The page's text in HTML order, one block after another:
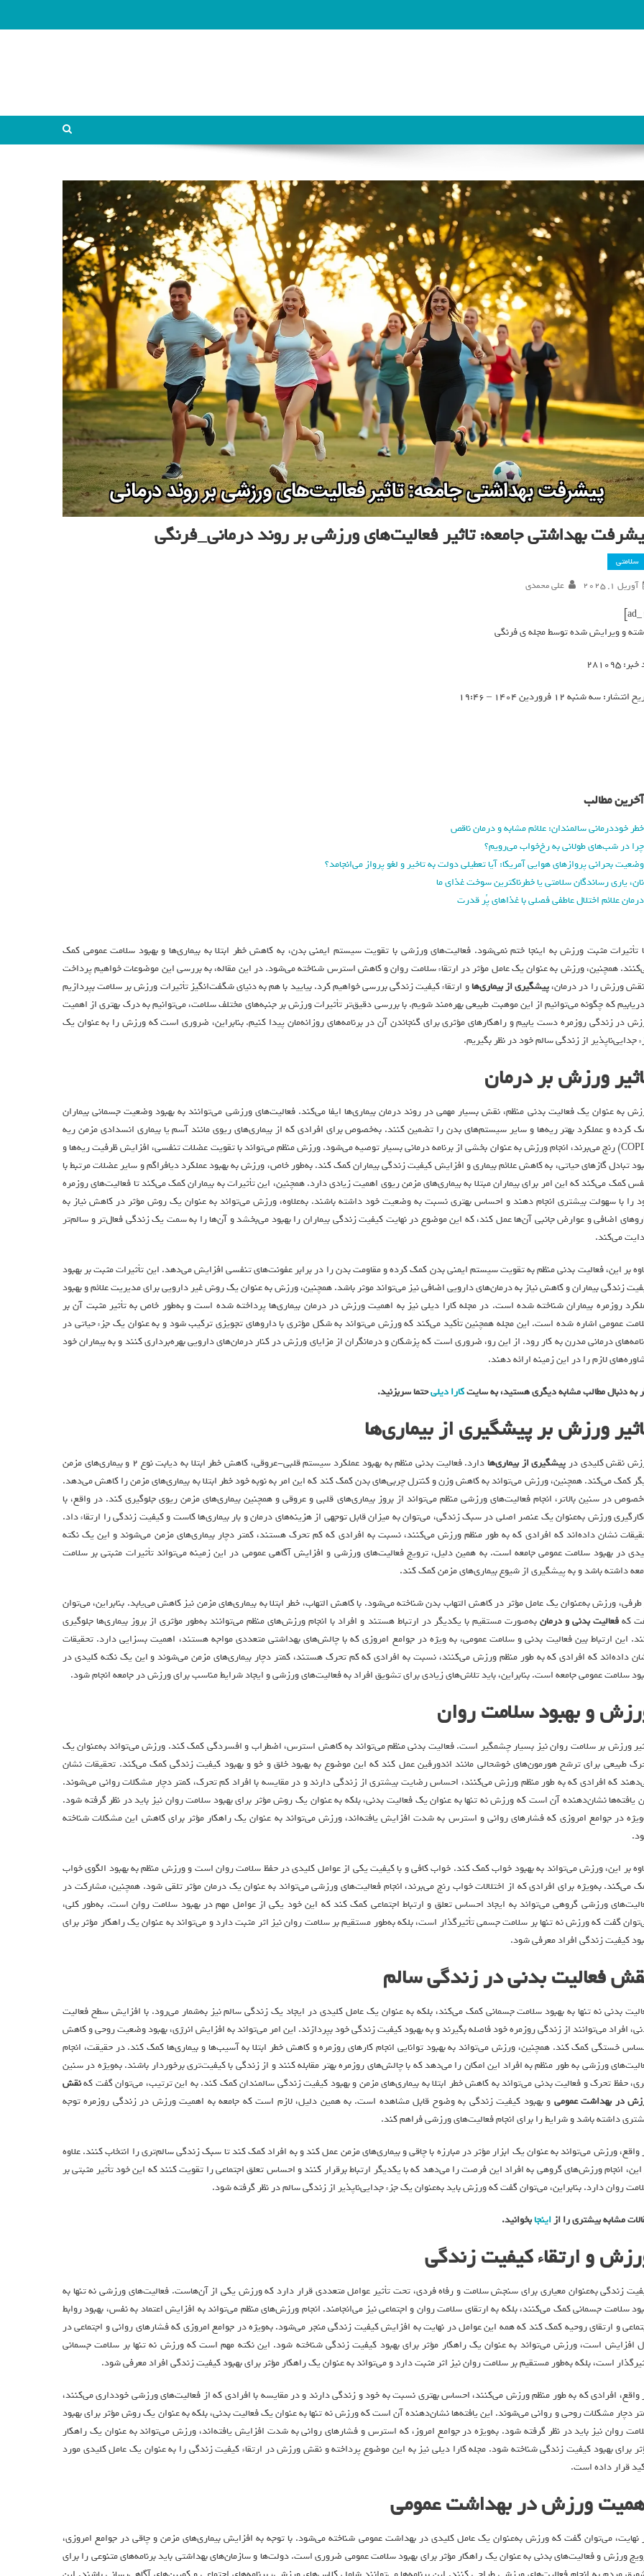
بهداشتی جامعه: تاثیر فعالیت‌های ورزشی بر روند درمانی_فرنگی
سلامتی
آوریل 1, 2025 علی محمدی
و ویرایش شده توسط مجله ی فرنگی
281095
انتشار: سه شنبه 12 فروردين 1404 – 19:46
آخرین مطالب
خطر خوددرمانی سالمندان: علائم مشابه و درمان ناقص
چرا در شب‌های طولانی به رخ‌خواب می‌رویم؟
وضعیت بحرانی پروازهای هوایی آمریکا: آیا تعطیلی دولت به تاخیر و لغو پرواز می‌انجامد؟
نان، یاری رساندگان سلامتی یا خطرناکترین سوخت غذای ما
درمان علائم اختلال عاطفی فصلی با غذاهای پُر قدرت
تأثیرات مثبت ورزش به اینجا ختم نمی‌شود. فعالیت‌های ورزشی با تقویت سیستم ایمنی بدن، به کاهش خطر ابتلا به بیماری‌ها و بهبود سلامت عمومی کمک
همچنین، ورزش به عنوان یک عامل مؤثر در ارتقاء سلامت روان و کاهش استرس شناخته می‌شود. در این مقاله، به بررسی این موضوعات خواهیم پرداخت
ورزش را در درمان،پیشگیری از بیماری‌هاو ارتقاء کیفیت زندگی بررسی خواهیم کرد. بیایید با هم به دنیای شگفت‌انگیز تأثیرات ورزش بر سلامت بپردازیم
که چگونه می‌توانیم از این موهبت طبیعی بهره‌مند شویم. با بررسی دقیق‌تر تأثیرات ورزش بر جنبه‌های مختلف سلامت، می‌توانیم به درک بهتری از اهمیت
در زندگی روزمره دست یابیم و راهکارهای مؤثری برای گنجاندن آن در برنامه‌های روزانه‌مان پیدا کنیم. بنابراین، ضروری است که ورزش را به عنوان یک
جدایی‌ناپذیر از زندگی سالم خود در نظر بگیریم.
ورزش بر درمان
به عنوان یک فعالیت بدنی منظم، نقش بسیار مهمی در روند درمان بیماری‌ها ایفا می‌کند. فعالیت‌های ورزشی می‌توانند به بهبود وضعیت جسمانی بیماران
کرده و عملکرد بهتر ریه‌ها و سایر سیستم‌های بدن را تضمین کنند. به‌خصوص برای افرادی که از بیماری‌های ریوی مانند آسم یا بیماری انسدادی مزمن ریه
(COPD) رنج می‌برند، انجام ورزش به عنوان بخشی از برنامه درمانی بسیار توصیه می‌شود. ورزش منظم می‌تواند با تقویت عضلات تنفسی، افزایش ظرفیت ریه‌ها و
تبادل گازهای حیاتی، به کاهش علائم بیماری و افزایش کیفیت زندگی بیماران کمک کند. به‌طور خاص، ورزش به بهبود عملکرد دیافراگم و سایر عضلات مرتبط با
کمک می‌کند که این امر برای بیماران مبتلا به بیماری‌های مزمن ریوی اهمیت زیادی دارد. همچنین، این تأثیرات به بیماران کمک می‌کند تا فعالیت‌های روزمره
را با سهولت بیشتری انجام دهند و احساس بهتری نسبت به وضعیت خود داشته باشند. به‌علاوه، ورزش می‌تواند به عنوان یک روش مؤثر در کاهش نیاز به
اضافی و عوارض جانبی آن‌ها عمل کند، که این موضوع در نهایت کیفیت زندگی بیماران را بهبود می‌بخشد و آن‌ها را به سمت یک زندگی فعال‌تر و سالم‌تر
می‌کند.
بر این، فعالیت بدنی منظم به تقویت سیستم ایمنی بدن کمک کرده و مقاومت بدن را در برابر عفونت‌های تنفسی افزایش می‌دهد. این تأثیرات مثبت بر بهبود
زندگی بیماران و کاهش نیاز به درمان‌های دارویی اضافی نیز می‌تواند موثر باشد. همچنین، ورزش به عنوان یک روش غیر دارویی برای مدیریت علائم و بهبود
روزمره بیماران شناخته شده است. در مجله کارا دیلی نیز به اهمیت ورزش در درمان بیماری‌ها پرداخته شده است و به‌طور خاص به تأثیر مثبت آن بر
عمومی اشاره شده است. این مجله همچنین تأکید می‌کند که ورزش می‌تواند به شکل مؤثری با داروهای تجویزی ترکیب شود و به عنوان یک جزء حیاتی در
درمانی مدرن به کار رود. از این رو، ضروری است که پزشکان و درمانگران از مزایای ورزش در کنار درمان‌های دارویی بهره‌برداری کنند و به بیماران خود
لازم را در این زمینه ارائه دهند.
به دنبال مطالب مشابه دیگری هستید، به سایتکارا دیلیحتما سربزنید.
ورزش برپیشگیری از بیماری‌ها
نقش کلیدی در پیشگیری از بیماری‌ها
دارد. فعالیت بدنی منظم به بهبود عملکرد سیستم قلبی-عروقی، کاهش خطر ابتلا به دیابت نوع 2 و بیماری‌های مزمن
کمک می‌کند. همچنین، ورزش می‌تواند به کاهش وزن و کنترل چربی‌های بدن کمک کند که این امر به نوبه خود خطر ابتلا به بیماری‌های مزمن را کاهش می‌دهد.
در سنین بالاتر، انجام فعالیت‌های ورزشی منظم می‌تواند از بروز بیماری‌های قلبی و عروقی و همچنین بیماری‌های مزمن ریوی جلوگیری کند. در واقع، با
ورزش به‌عنوان یک عنصر اصلی در سبک زندگی، می‌توان به میزان قابل توجهی از هزینه‌های درمان و بار بیماری‌ها کاست و کیفیت زندگی را ارتقاء داد.
نشان داده‌اند که افرادی که به طور منظم ورزش می‌کنند، نسبت به افرادی که کم تحرک هستند، کمتر دچار بیماری‌های مزمن می‌شوند و این یک نکته
در بهبود سلامت عمومی جامعه است. به همین دلیل، ترویج فعالیت‌های ورزشی و افزایش آگاهی عمومی در این زمینه می‌تواند تأثیرات مثبتی بر سلامت
داشته باشد و به پیشگیری از شیوع بیماری‌های مزمن کمک کند.
طرفی، ورزش به‌عنوان یک عامل مؤثر در کاهش التهاب بدن شناخته می‌شود. با کاهش التهاب، خطر ابتلا به بیماری‌های مزمن نیز کاهش می‌یابد. بنابراین، می‌توان
کهفعالیت بدنی و درمانبه‌صورت مستقیم با یکدیگر در ارتباط هستند و افراد با انجام ورزش‌های منظم می‌توانند به‌طور مؤثری از بروز بیماری‌ها جلوگیری
این ارتباط بین فعالیت بدنی و سلامت عمومی، به ویژه در جوامع امروزی که با چالش‌های بهداشتی متعددی مواجه هستند، اهمیت بسزایی دارد. تحقیقات
داده‌اند که افرادی که به طور منظم ورزش می‌کنند، نسبت به افرادی که کم تحرک هستند، کمتر دچار بیماری‌های مزمن می‌شوند و این یک نکته کلیدی در
سلامت عمومی جامعه است. بنابراین، باید تلاش‌های زیادی برای تشویق افراد به فعالیت‌های ورزشی و ایجاد شرایط مناسب برای ورزش در جامعه انجام شود.
و بهبود سلامت روان
ورزش بر سلامت روان نیز بسیار چشمگیر است. فعالیت بدنی منظم می‌تواند به کاهش استرس، اضطراب و افسردگی کمک کند. ورزش می‌تواند به‌عنوان یک
طبیعی برای ترشح هورمون‌های خوشحالی مانند اندورفین عمل کند که این موضوع به بهبود خلق و خو و بهبود کیفیت زندگی کمک می‌کند. تحقیقات نشان
که افرادی که به طور منظم ورزش می‌کنند، احساس رضایت بیشتری از زندگی دارند و در مقایسه با افراد کم تحرک، کمتر دچار مشکلات روانی می‌شوند.
یافته‌ها نشان‌دهنده آن است که ورزش نه تنها به عنوان یک فعالیت بدنی، بلکه به عنوان یک روش مؤثر برای بهبود سلامت روان نیز باید در نظر گرفته شود.
در جوامع امروزی که فشارهای روانی و استرس به شدت افزایش یافته‌اند، ورزش می‌تواند به عنوان یک راهکار مؤثر برای کاهش این مشکلات شناخته
بر این، ورزش می‌تواند به بهبود خواب کمک کند. خواب کافی و با کیفیت یکی از عوامل کلیدی در حفظ سلامت روان است و ورزش منظم به بهبود الگوی خواب
می‌کند. به‌ویژه برای افرادی که از اختلالات خواب رنج می‌برند، انجام فعالیت‌های ورزشی می‌تواند به عنوان یک درمان مؤثر تلقی شود. همچنین، مشارکت در
ورزشی گروهی می‌تواند به ایجاد احساس تعلق و ارتباط اجتماعی کمک کند که این خود یکی از عوامل مهم در بهبود سلامت روان است. به‌طور کلی،
گفت که ورزش نه تنها بر سلامت جسمی تأثیرگذار است، بلکه به‌طور مستقیم بر سلامت روان نیز اثر مثبت دارد و می‌تواند به عنوان یک راهکار مؤثر برای
کیفیت زندگی افراد معرفی شود.
فعالیت بدنی در زندگی سالم
بدنی نه تنها به بهبود سلامت جسمانی کمک می‌کند، بلکه به عنوان یک عامل کلیدی در ایجاد یک زندگی سالم نیز به‌شمار می‌رود. با افزایش سطح فعالیت
افراد می‌توانند از زندگی روزمره خود فاصله بگیرند و به بهبود کیفیت زندگی خود بپردازند. این امر می‌تواند به افزایش انرژی، بهبود وضعیت روحی و کاهش
خستگی کمک کند. همچنین، ورزش می‌تواند به بهبود توانایی انجام کارهای روزمره و کاهش خطر ابتلا به آسیب‌ها و بیماری‌ها کمک کند. در حقیقت، انجام
ورزشی به طور منظم به افراد این امکان را می‌دهد که با چالش‌های روزمره بهتر مقابله کنند و از زندگی با کیفیت‌تری برخوردار باشند. به‌ویژه در سنین
حفظ تحرک و فعالیت بدنی می‌تواند به کاهش خطر ابتلا به بیماری‌های مزمن و بهبود کیفیت زندگی سالمندان کمک کند. به این ترتیب، می‌توان گفت کهنقش
در بهداشت عمومی و بهبود کیفیت زندگی به وضوح قابل مشاهده است. به همین دلیل، لازم است که جامعه به اهمیت ورزش در زندگی روزمره توجه
داشته باشد و شرایط را برای انجام فعالیت‌های ورزشی فراهم کند.
واقع، ورزش می‌تواند به عنوان یک ابزار مؤثر در مبارزه با چاقی و بیماری‌های مزمن عمل کند و به افراد کمک کند تا سبک زندگی سالم‌تری را انتخاب کنند. علاوه
این، انجام ورزش‌های گروهی به افراد این فرصت را می‌دهد که با یکدیگر ارتباط برقرار کنند و احساس تعلق اجتماعی را تقویت کنند که این خود تأثیر مثبتی بر
روان دارد. بنابراین، می‌توان گفت که ورزش باید به‌عنوان یک جزء جدایی‌ناپذیر از زندگی سالم در نظر گرفته شود.
مشابه بیشتری را ازاینجابخوانید.
و ارتقاء کیفیت زندگی
زندگی به‌عنوان معیاری برای سنجش سلامت و رفاه فردی، تحت تأثیر عوامل متعددی قرار دارد که ورزش یکی از آن‌هاست. فعالیت‌های ورزشی نه تنها به
سلامت جسمانی کمک می‌کنند، بلکه به ارتقای سلامت روان و اجتماعی نیز می‌انجامند. انجام ورزش‌های منظم می‌تواند به افزایش اعتماد به نفس، بهبود روابط
و ارتقای روحیه کمک کند که همه این عوامل در نهایت به افزایش کیفیت زندگی منجر می‌شود. به‌ویژه در جوامع امروزی که فشارهای روانی و اجتماعی در
افزایش است، ورزش می‌تواند به عنوان یک راهکار مؤثر برای بهبود کیفیت زندگی شناخته شود. این نکته مهم است که ورزش نه تنها بر سلامت جسمانی
است، بلکه به‌طور مستقیم بر سلامت روان نیز اثر مثبت دارد و می‌تواند به عنوان یک راهکار مؤثر برای بهبود کیفیت زندگی افراد معرفی شود.
واقع، افرادی که به طور منظم ورزش می‌کنند، احساس بهتری نسبت به خود و زندگی دارند و در مقایسه با افرادی که از فعالیت‌های ورزشی خودداری می‌کنند،
دچار مشکلات روحی و روانی می‌شوند. این یافته‌ها نشان‌دهنده آن است که ورزش نه تنها به عنوان یک فعالیت بدنی، بلکه به عنوان یک روش مؤثر برای بهبود
روان نیز باید در نظر گرفته شود. به‌ویژه در جوامع امروز، که استرس و فشارهای روانی به شدت افزایش یافته‌اند، ورزش می‌تواند به عنوان یک راهکار
برای بهبود کیفیت زندگی شناخته شود. مجله کارا دیلی نیز به این موضوع پرداخته و نقش ورزش در ارتقاء کیفیت زندگی را به عنوان یک عامل کلیدی مورد
قرار داده است.
ورزش در بهداشت عمومی
نهایت، می‌توان گفت که ورزش به‌عنوان یک عامل کلیدی در بهداشت عمومی شناخته می‌شود. با توجه به افزایش بیماری‌های مزمن و چاقی در جوامع امروزی،
ورزش و فعالیت‌های بدنی به عنوان یک راهکار مؤثر برای بهبود سلامت عمومی ضروری است. دولت‌ها و سازمان‌های بهداشتی باید برنامه‌های متنوعی را برای